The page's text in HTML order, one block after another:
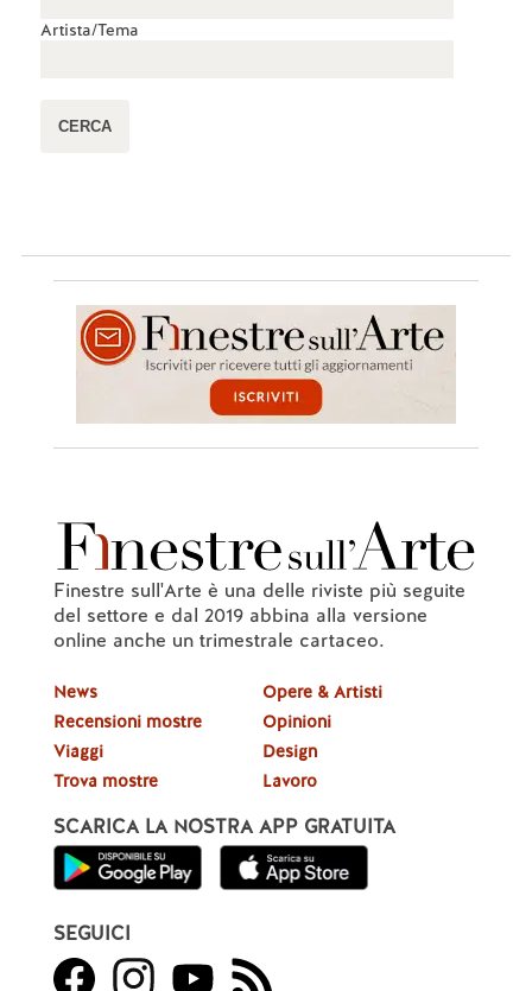
Artista/Tema
Finestre sull'Arte è una delle riviste più seguite
del settore e dal 2019 abbina alla versione
online anche un trimestrale cartaceo.
News
Recensioni mostre
Viaggi
Trova mostre
Opere & Artisti
Opinioni
Design
Lavoro
SCARICA LA NOSTRA APP GRATUITA
SEGUICI